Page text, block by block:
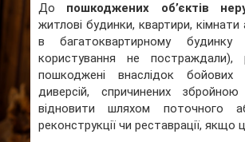
До пошкоджених об’єктів
житлові будинки, квартири,
в багатоквартирному
користування не постраждали),
пошкоджені внаслідок бойових
диверсій, спричинених
відновити шляхом поточного
реконструкції чи реставрації, якщо